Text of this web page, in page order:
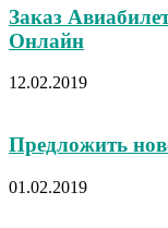
Заказ
Онлайн
12.02.2019
Предложить
01.02.2019